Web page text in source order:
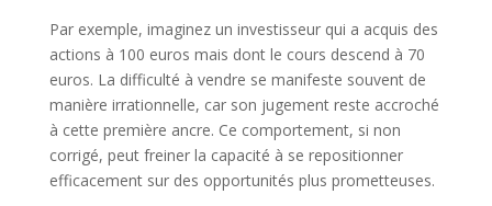
Par exemple, imaginez un investisseur qui a acquis des
actions à 100 euros mais dont le cours descend à 70
euros. La difficulté à vendre se manifeste souvent de
manière irrationnelle, car son jugement reste accroché
à cette première ancre. Ce comportement, si non
corrigé, peut freiner la capacité à se repositionner
efficacement sur des opportunités plus prometteuses.